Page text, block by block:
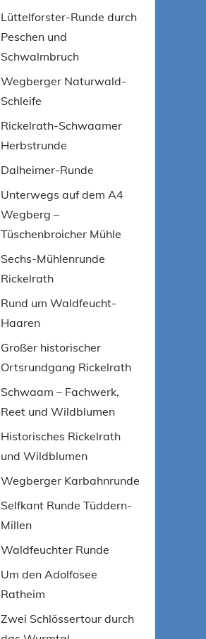
Lüttelforster-Runde durch
Peschen und
Schwalmbruch
Wegberger Naturwald-
Schleife
Rickelrath-Schwaamer
Herbstrunde
Dalheimer-Runde
Unterwegs auf dem A4
Wegberg –
Tüschenbroicher Mühle
Sechs-Mühlenrunde
Rickelrath
Rund um Waldfeucht-
Haaren
Großer historischer
Ortsrundgang Rickelrath
Schwaam – Fachwerk,
Reet und Wildblumen
Historisches Rickelrath
und Wildblumen
Wegberger Karbahnrunde
Selfkant Runde Tüddern-
Millen
Waldfeuchter Runde
Um den Adolfosee
Ratheim
Zwei Schlössertour durch